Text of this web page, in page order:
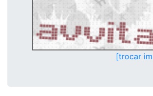
[trocar